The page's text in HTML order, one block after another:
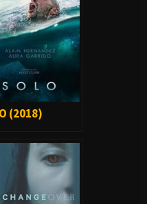
(2018)